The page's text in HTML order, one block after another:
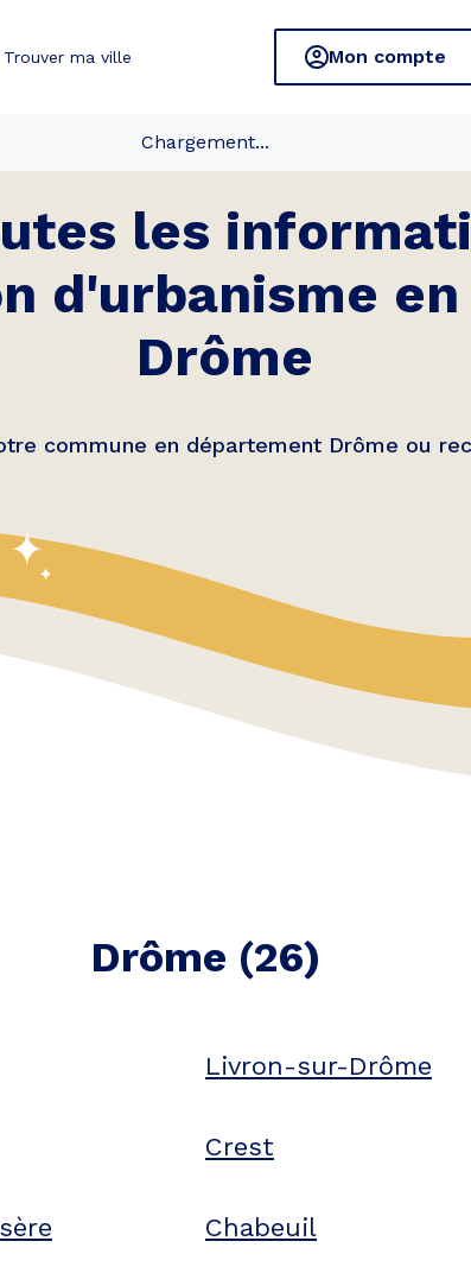
Trouver ma ville Mon compte
Chargement...
les
d'urbanisme
Drôme
commune en département Drôme ou
Drôme (26)
Livron-sur-Drôme
Crest
Chabeuil